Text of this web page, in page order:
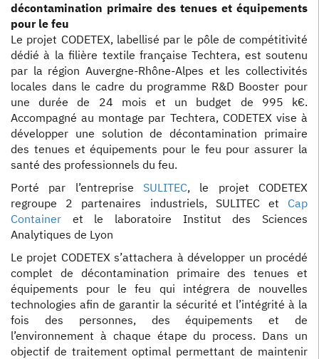
décontamination primaire des tenues et équipements
pour le feu
Le projet CODETEX, labellisé par le pôle de compétitivité
dédié à la filière textile française Techtera, est soutenu
par la région Auvergne-Rhône-Alpes et les collectivités
locales dans le cadre du programme R&D Booster pour
une durée de 24 mois et un budget de 995 k€.
Accompagné au montage par Techtera, CODETEX vise à
développer une solution de décontamination primaire
des tenues et équipements pour le feu pour assurer la
santé des professionnels du feu.
Porté par l’entreprise SULITEC, le projet CODETEX
regroupe 2 partenaires industriels, SULITEC et Cap
Container et le laboratoire Institut des Sciences
Analytiques de Lyon
Le projet CODETEX s’attachera à développer un procédé
complet de décontamination primaire des tenues et
équipements pour le feu qui intégrera de nouvelles
technologies afin de garantir la sécurité et l’intégrité à la
fois des personnes, des équipements et de
l’environnement à chaque étape du process. Dans un
objectif de traitement optimal permettant de maintenir